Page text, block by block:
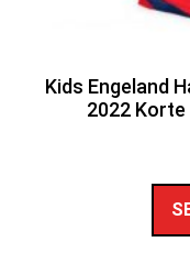
Kids Engeland
2022